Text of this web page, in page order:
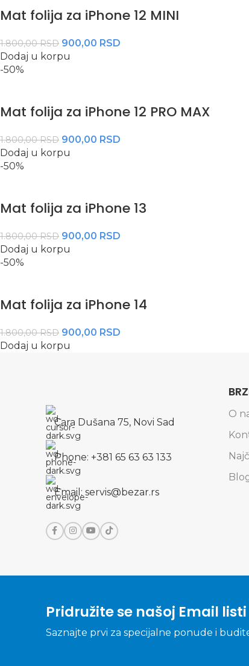
Mat folija za iPhone 12 MINI
1.800,00RSD 900,00 RSD
Dodaj u korpu
-50%
Mat folija za iPhone 12 PRO MAX
1.800,00RSD 900,00 RSD
Dodaj u korpu
-50%
Mat folija za iPhone 13
1.800,00RSD 900,00 RSD
Dodaj u korpu
-50%
Mat folija za iPhone 14
1.800,00RSD 900,00 RSD
Dodaj u korpu
Cara Dušana 75, Novi Sad
Phone: +381 65 63 63 133
Email: servis@bezar.rs
O
Pridružite se našoj Email listi
Saznajte prvi za specijalne ponude i